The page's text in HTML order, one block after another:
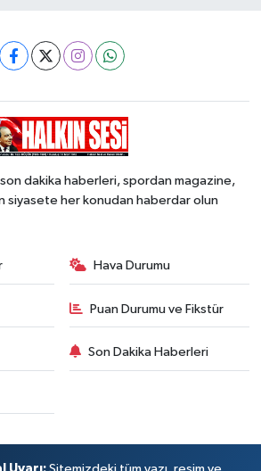
son dakika haberleri, spordan magazine,
siyasete her konudan haberdar olun
Hava Durumu
Puan Durumu ve Fikstür
Son Dakika Haberleri